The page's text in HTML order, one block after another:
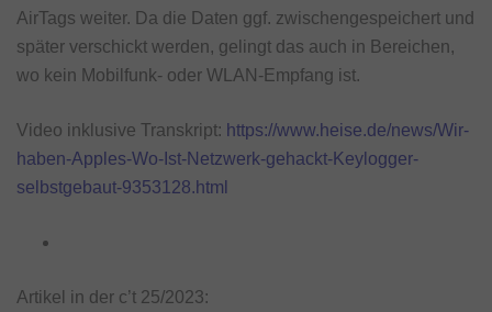
AirTags weiter. Da die Daten ggf. zwischengespeichert und
später verschickt werden, gelingt das auch in Bereichen,
wo kein Mobilfunk- oder WLAN-Empfang ist.
Video inklusive Transkript: https://www.heise.de/news/Wir-
haben-Apples-Wo-Ist-Netzwerk-gehackt-Keylogger-
selbstgebaut-9353128.html
Artikel in der c’t 25/2023: